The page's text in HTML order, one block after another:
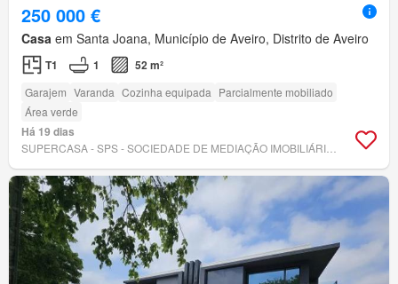
250 000 €
Casa em Santa Joana, Município de Aveiro, Distrito de Aveiro
T1 1 52 m²
Garajem Varanda Cozinha equipada Parcialmente mobiliado
Área verde
Há 19 dias